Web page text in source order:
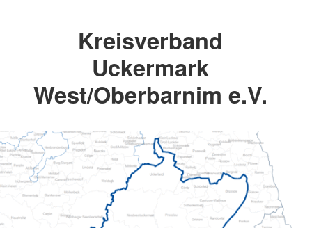
Kreisverband
Uckermark
West/Oberbarnim e.V.